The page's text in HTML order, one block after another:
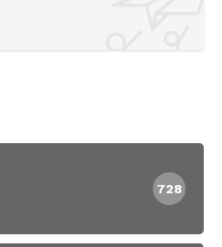
728